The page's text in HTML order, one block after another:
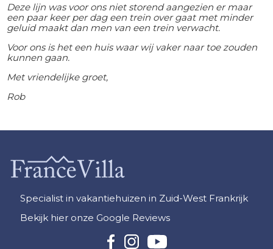
Deze lijn was voor ons niet storend aangezien er maar
een paar keer per dag een trein over gaat met minder
geluid maakt dan men van een trein verwacht.
Voor ons is het een huis waar wij vaker naar toe zouden
kunnen gaan.
Met vriendelijke groet,
Rob
Specialist in vakantiehuizen in Zuid-West Frankrijk
Bekijk hier onze Google Reviews